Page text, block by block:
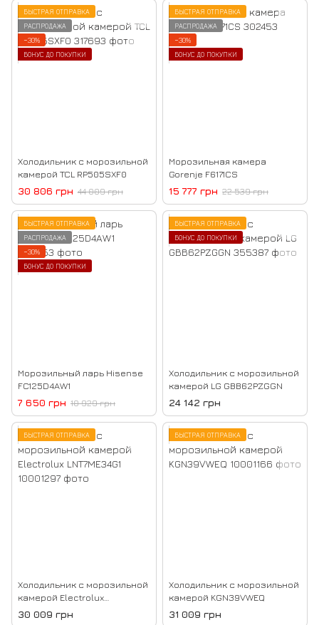
БЫСТРАЯ ОТПРАВКА
РАСПРОДАЖА
−30%
БОНУС ДО ПОКУПКИ
Холодильник с морозильной
камерой TCL RP505SXF0
30 806 грн 44 009 грн
БЫСТРАЯ ОТПРАВКА
РАСПРОДАЖА
−30%
БОНУС ДО ПОКУПКИ
Морозильная камера
Gorenje F6171CS
15 777 грн 22 539 грн
БЫСТРАЯ ОТПРАВКА
РАСПРОДАЖА
−30%
БОНУС ДО ПОКУПКИ
Морозильный ларь Hisense
FC125D4AW1
7 650 грн 10 929 грн
БЫСТРАЯ ОТПРАВКА
БОНУС ДО ПОКУПКИ
Холодильник с морозильной
камерой LG GBB62PZGGN
24 142 грн
БЫСТРАЯ ОТПРАВКА
Холодильник с морозильной
камерой Electrolux
LNT7ME34G1
30 009 грн
БЫСТРАЯ ОТПРАВКА
Холодильник с морозильной
камерой KGN39VWEQ
31 009 грн